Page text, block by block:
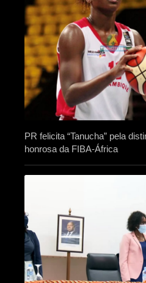
PR felicita “Tanucha” pela
honrosa da FIBA-África